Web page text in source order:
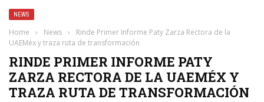
NEWS
Home › News ›
Rinde Primer Informe Paty Zarza Rectora de la
UAEMéx y traza ruta de transformación
RINDE PRIMER INFORME PATY
ZARZA RECTORA DE LA UAEMÉX Y
TRAZA RUTA DE TRANSFORMACIÓN